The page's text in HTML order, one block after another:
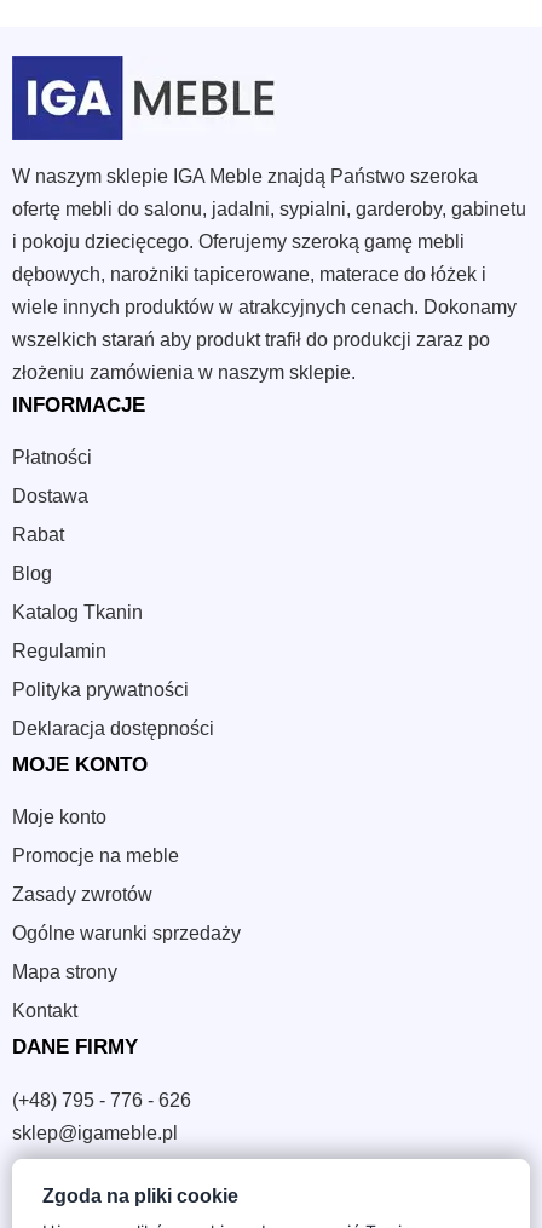
W naszym sklepie IGA Meble znajdą Państwo szeroka
ofertę mebli do salonu, jadalni, sypialni, garderoby, gabinetu
i pokoju dziecięcego. Oferujemy szeroką gamę mebli
dębowych, narożniki tapicerowane, materace do łóżek i
wiele innych produktów w atrakcyjnych cenach. Dokonamy
wszelkich starań aby produkt trafił do produkcji zaraz po
złożeniu zamówienia w naszym sklepie.
INFORMACJE
Płatności
Dostawa
Rabat
Blog
Katalog Tkanin
Regulamin
Polityka prywatności
Deklaracja dostępności
MOJE KONTO
Moje konto
Promocje na meble
Zasady zwrotów
Ogólne warunki sprzedaży
Mapa strony
Kontakt
DANE FIRMY
(+48) 795 - 776 - 626
sklep@igameble.pl
Sandomierska 4A
Zgoda na pliki cookie